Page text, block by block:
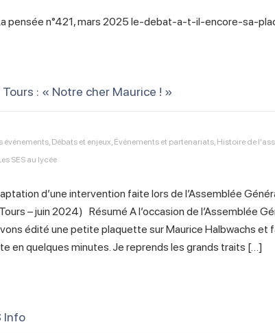
pensée n°421, mars 2025 le-debat-a-t-il-encore-sa-
Tours : « Notre cher Maurice ! »
événements, Débats et enjeux, Événements et partenariats, Histoire de
SES au lycée
d’une intervention faite lors de l’Assemblée
– juin 2024) Résumé A l’occasion de l’Assemblée
édité une petite plaquette sur Maurice Halbwachs et
en quelques minutes. Je reprends les grands traits […]
Info